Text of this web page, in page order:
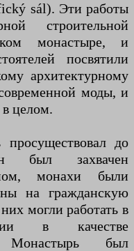
sál). Эти работы
строительной
монастыре, и
посвятили
архитектурному
моды, и
в целом.
до
был захвачен
монахи были
на гражданскую
могли работать в
в качестве
Монастырь был